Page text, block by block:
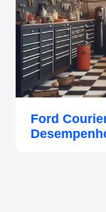
Ford